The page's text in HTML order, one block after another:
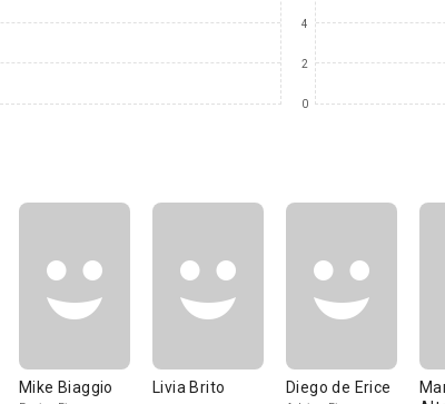
4
2
0
Mike Biaggio Livia Brito Diego de Erice